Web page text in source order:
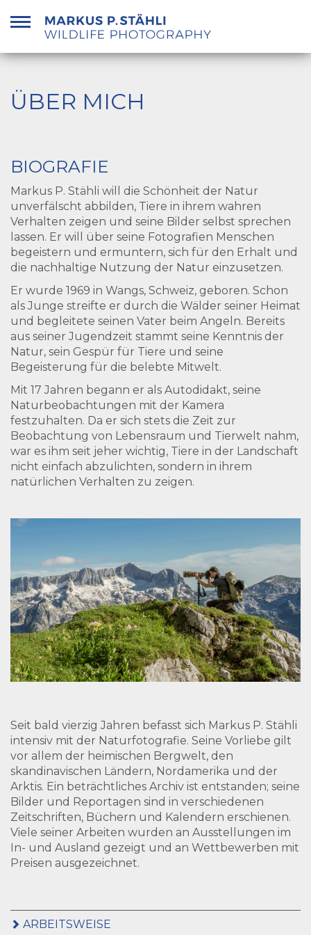
Inhalt
springen
ÜBER MICH
BIOGRAFIE
Markus P. Stähli will die Schönheit der Natur
unverfälscht abbilden, Tiere in ihrem wahren
Verhalten zeigen und seine Bilder selbst sprechen
lassen. Er will über seine Fotografien Menschen
begeistern und ermuntern, sich für den Erhalt und
die nachhaltige Nutzung der Natur einzusetzen.
Er wurde 1969 in Wangs, Schweiz, geboren. Schon
als Junge streifte er durch die Wälder seiner Heimat
und begleitete seinen Vater beim Angeln. Bereits
aus seiner Jugendzeit stammt seine Kenntnis der
Natur, sein Gespür für Tiere und seine
Begeisterung für die belebte Mitwelt.
Mit 17 Jahren begann er als Autodidakt, seine
Naturbeobachtungen mit der Kamera
festzuhalten. Da er sich stets die Zeit zur
Beobachtung von Lebensraum und Tierwelt nahm,
war es ihm seit jeher wichtig, Tiere in der Landschaft
nicht einfach abzulichten, sondern in ihrem
natürlichen Verhalten zu zeigen.
Seit bald vierzig Jahren befasst sich Markus P. Stähli
intensiv mit der Naturfotografie. Seine Vorliebe gilt
vor allem der heimischen Bergwelt, den
skandinavischen Ländern, Nordamerika und der
Arktis. Ein beträchtliches Archiv ist entstanden; seine
Bilder und Reportagen sind in verschiedenen
Zeitschriften, Büchern und Kalendern erschienen.
Viele seiner Arbeiten wurden an Ausstellungen im
In- und Ausland gezeigt und an Wettbewerben mit
Preisen ausgezeichnet.
ARBEITSWEISE